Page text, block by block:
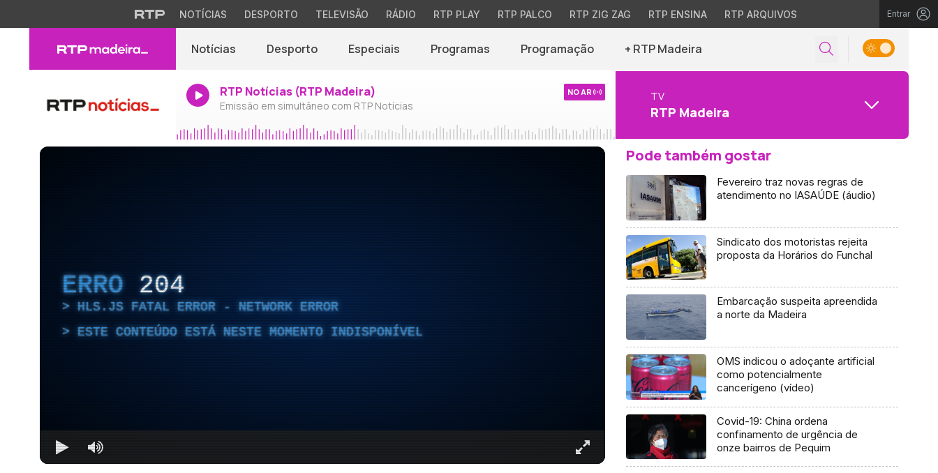
NOTÍCIAS DESPORTO TELEVISÃO RÁDIO RTP PLAY RTP PALCO RTP ZIG ZAG RTP ENSINA RTP ARQUIVOS Entrar
Notícias Desporto Especiais Programas Programação + RTP Madeira
RTP Notícias (RTP Madeira)
Emissão em simultâneo com RTP Notícias
NO AR TV
RTP Madeira
ERRO 204
HLS.JS FATAL ERROR - NETWORK ERROR
ESTE CONTEÚDO ESTÁ NESTE MOMENTO INDISPONÍVEL
Pode também gostar
Fevereiro traz novas regras de
atendimento no IASAÚDE (áudio)
Sindicato dos motoristas rejeita
proposta da Horários do Funchal
Embarcação suspeita apreendida
a norte da Madeira
OMS indicou o adoçante artificial
como potencialmente
cancerígeno (vídeo)
Covid-19: China ordena
confinamento de urgência de
onze bairros de Pequim